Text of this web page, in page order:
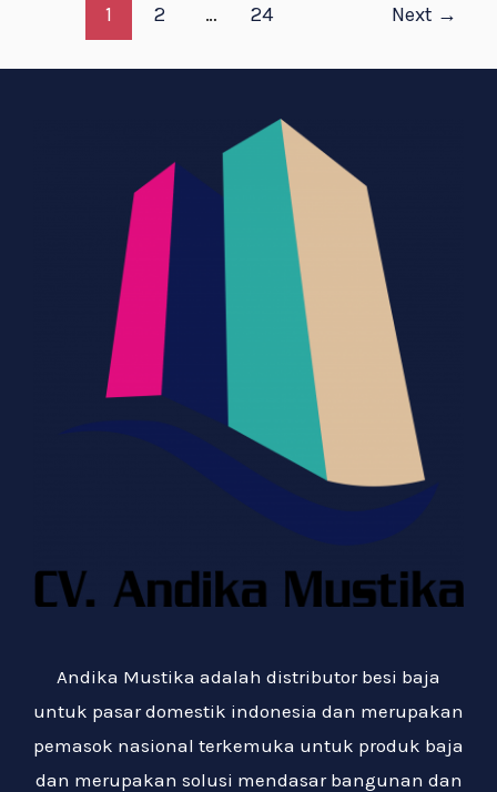
1 2 … 24 Next →
Andika Mustika adalah distributor besi baja
untuk pasar domestik indonesia dan merupakan
pemasok nasional terkemuka untuk produk baja
dan merupakan solusi mendasar bangunan dan